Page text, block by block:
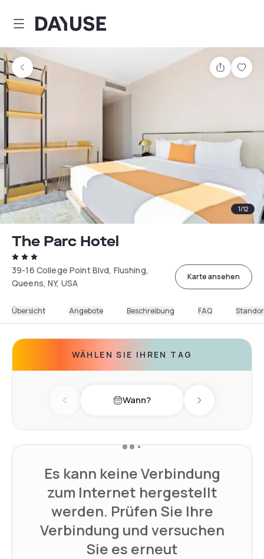
Dayuse
Teilen
1/12
The Parc Hotel
39-16 College Point Blvd, Flushing,
Queens, NY, USA
Karte ansehen
Übersicht Angebote Beschreibung FAQ
WÄHLEN SIE IHREN TAG
Previous day Wann? Next day
Es kann keine Verbindung
zum Internet hergestellt
werden. Prüfen Sie Ihre
Verbindung und versuchen
Sie es erneut